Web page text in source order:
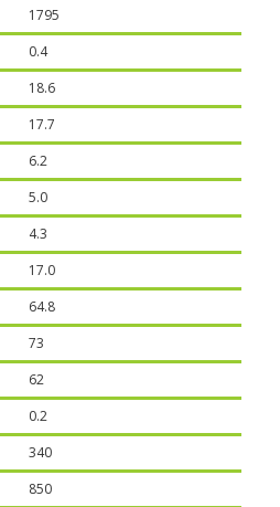
1795
0.4
18.6
17.7
6.2
5.0
4.3
17.0
64.8
73
62
0.2
340
850